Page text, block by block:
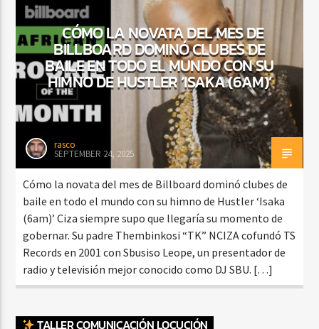
CURRENT SHOW
SALSA MATUTINA
6:00 AM
Beone Radio
CÓMO LA NOVATA DEL MES DE
BILLBOARD DOMINÓ CLUBES DE
BAILE EN TODO EL MUNDO CON SU
HIMNO DE HUSTLER ‘ISAKA (6AM)’
rasco
SEPTEMBER 24, 2025
Cómo la novata del mes de Billboard dominó clubes de
baile en todo el mundo con su himno de Hustler ‘Isaka
(6am)’ Ciza siempre supo que llegaría su momento de
gobernar. Su padre Thembinkosi “TK” NCIZA cofundó TS
Records en 2001 con Sbusiso Leope, un presentador de
radio y televisión mejor conocido como DJ SBU. […]
TALLER COMUNICACIÓN LOCUCIÓN